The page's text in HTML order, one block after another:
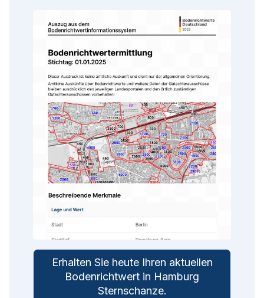
Erhalten Sie heute Ihren aktuellen
Bodenrichtwert in Hamburg
Sternschanze.